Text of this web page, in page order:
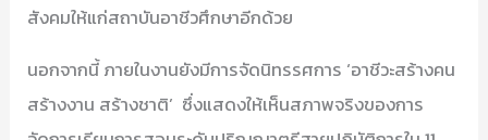
สังคมให้แก่สถาบันอาชีวศึกษาอีกด้วย
นอกจากนี้ ภายในงานยังมีการจัดนิทรรศการ ‘อาชีวะสร้างคน
สร้างงาน สร้างชาติ’ ซึ่งแสดงให้เห็นสภาพจริงของการ